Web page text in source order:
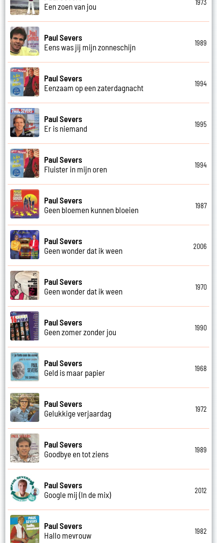
Een zoen van jou
1973
Paul Severs
Eens was jij mijn zonneschijn
1989
Paul Severs
Eenzaam op een zaterdagnacht
1994
Paul Severs
Er is niemand
1995
Paul Severs
Fluister in mijn oren
1994
Paul Severs
Geen bloemen kunnen bloeien
1987
Paul Severs
Geen wonder dat ik ween
2006
Paul Severs
Geen wonder dat ik ween
1970
Paul Severs
Geen zomer zonder jou
1990
Paul Severs
Geld is maar papier
1968
Paul Severs
Gelukkige verjaardag
1972
Paul Severs
Goodbye en tot ziens
1989
Paul Severs
Google mij (In de mix)
2012
Paul Severs
Hallo mevrouw
1982